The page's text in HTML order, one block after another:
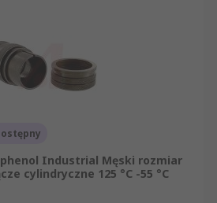
Industrial Męski rozmiar
cylindryczne 125 °C -55 °C